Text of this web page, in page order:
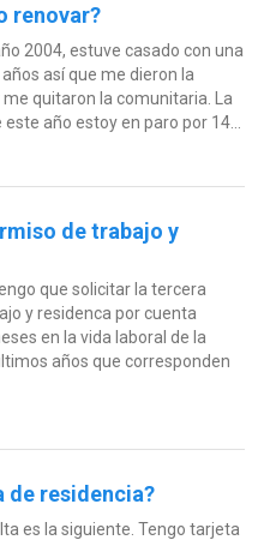
renovar?
2004, estuve casado con una
así que me dieron la
quitaron la comunitaria. La
año estoy en paro por 14...
de trabajo y
que solicitar la tercera
y residenca por cuenta
en la vida laboral de la
años que corresponden
de residencia?
es la siguiente. Tengo tarjeta